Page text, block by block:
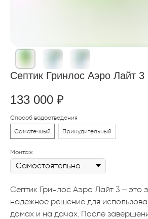
Септик Гринлос Аэро Лайт 3
133 000 ₽
Способ водоотведения
Самотечный
Принудительный
Монтаж
Септик Гринлос Аэро Лайт 3 – это
надежное решение для
домах и на дачах. После